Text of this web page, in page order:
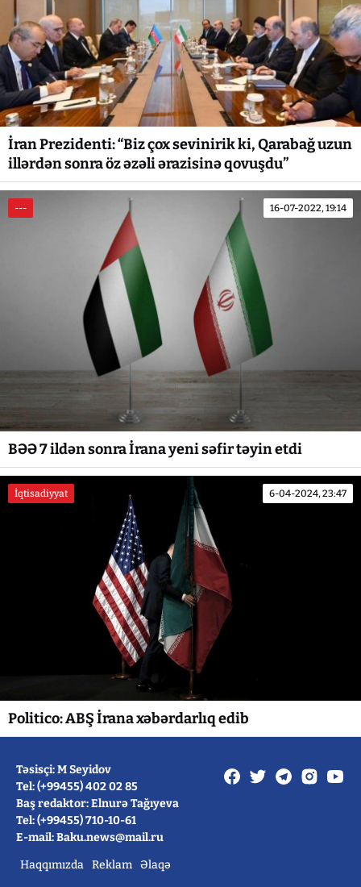
İran Prezidenti: “Biz çox sevinirik ki, Qarabağ uzun
illərdən sonra öz əzəli ərazisinə qovuşdu”
--- 16-07-2022, 19:14
BƏƏ 7 ildən sonra İrana yeni səfir təyin etdi
İqtisadiyyat 6-04-2024, 23:47
Politico: ABŞ İrana xəbərdarlıq edib
Təsisçi: M Seyidov
Tel: (+99455) 402 02 85
Baş redaktor: Elnurə Tağıyeva
Tel: (+99455) 710-10-61
E-mail: Baku.news@mail.ru
Haqqımızda Reklam Əlaqə